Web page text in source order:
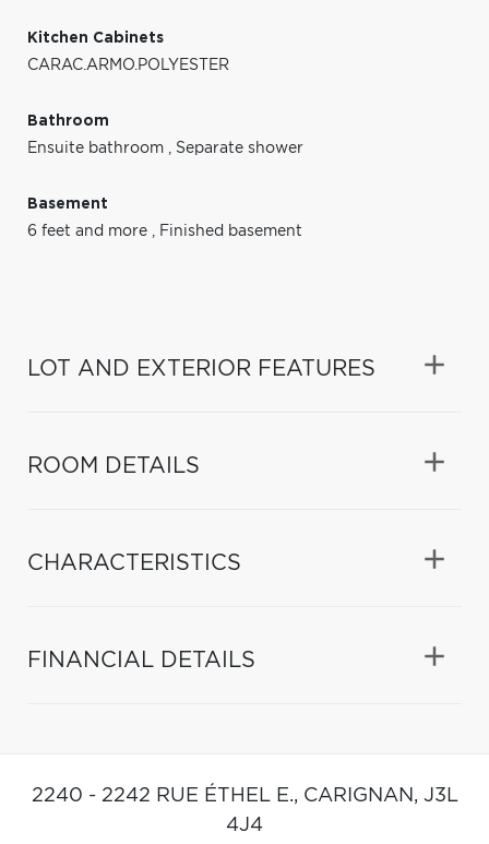
Kitchen Cabinets
CARAC.ARMO.POLYESTER
Bathroom
Ensuite bathroom , Separate shower
Basement
6 feet and more , Finished basement
LOT AND EXTERIOR FEATURES
ROOM DETAILS
CHARACTERISTICS
FINANCIAL DETAILS
2240 - 2242 RUE ÉTHEL E., CARIGNAN, J3L
4J4